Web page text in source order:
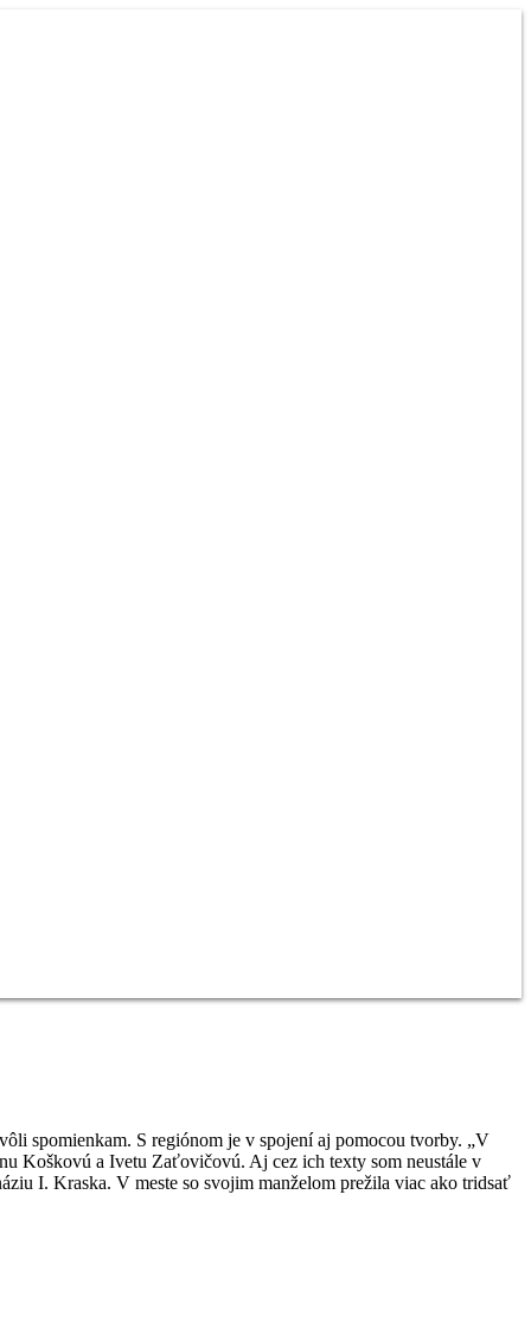
spomienkam. S regiónom je v spojení aj pomocou tvorby. „V
Koškovú a Ivetu Zaťovičovú. Aj cez ich texty som neustále v
I. Kraska. V meste so svojim manželom prežila viac ako tridsať